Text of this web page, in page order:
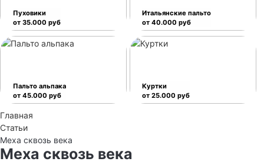
Пуховики
от 35.000 руб
Итальянские пальто
от 40.000 руб
Пальто альпака
от 45.000 руб
Куртки
от 25.000 руб
Главная
Статьи
Меха сквозь века
Меха сквозь века